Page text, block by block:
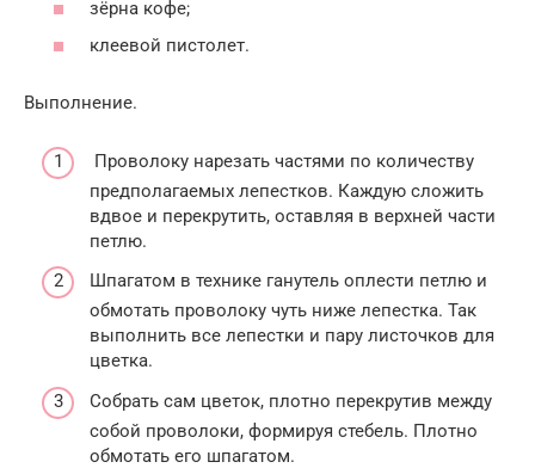
зёрна кофе;
клеевой пистолет.
Выполнение.
Проволоку нарезать частями по количеству
предполагаемых лепестков. Каждую сложить
вдвое и перекрутить, оставляя в верхней части
петлю.
Шпагатом в технике ганутель оплести петлю и
обмотать проволоку чуть ниже лепестка. Так
выполнить все лепестки и пару листочков для
цветка.
Собрать сам цветок, плотно перекрутив между
собой проволоки, формируя стебель. Плотно
обмотать его шпагатом.